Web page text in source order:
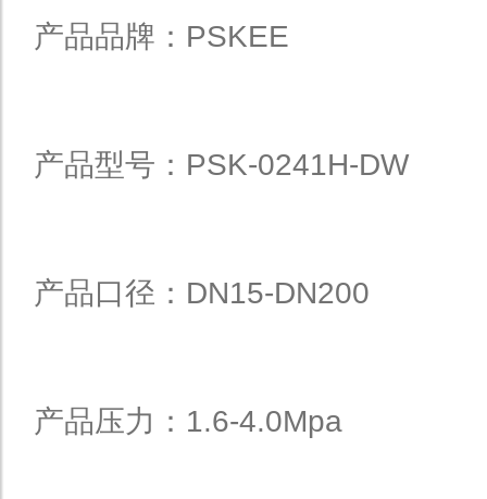
产品品牌：PSKEE
产品型号：PSK-0241H-DW
产品口径：DN15-DN200
产品压力：1.6-4.0Mpa